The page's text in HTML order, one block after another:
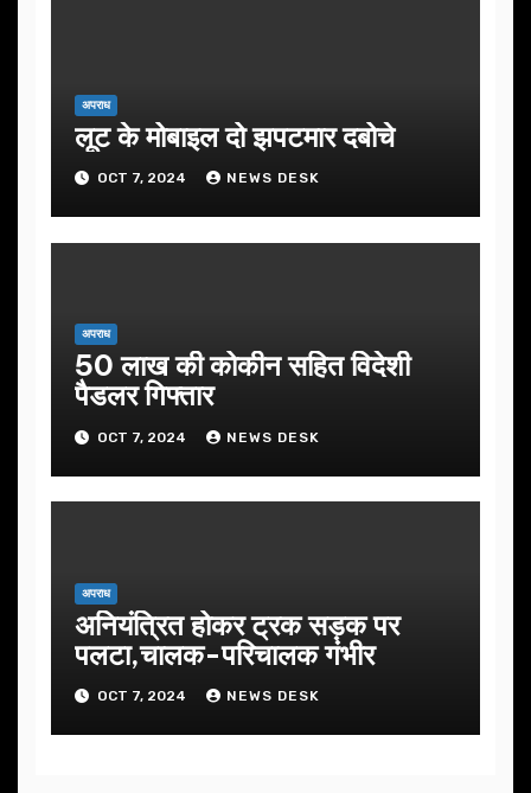
अपराध
लूट के मोबाइल दो झपटमार दबोचे
OCT 7, 2024 NEWS DESK
अपराध
50 लाख की कोकीन सहित विदेशी
पैडलर गिफ्तार
OCT 7, 2024 NEWS DESK
अपराध
अनियंत्रित होकर ट्रक सड़क पर
पलटा,चालक-परिचालक गंभीर
OCT 7, 2024 NEWS DESK